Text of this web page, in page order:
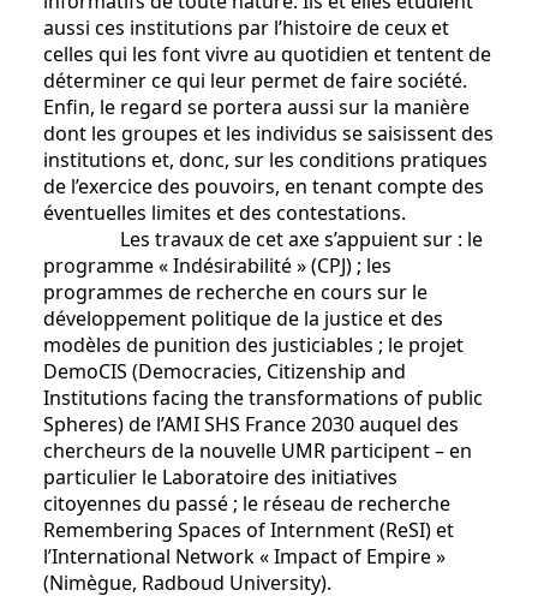
aussi ces institutions par l’histoire de ceux et
celles qui les font vivre au quotidien et tentent de
déterminer ce qui leur permet de faire société.
Enfin, le regard se portera aussi sur la manière
dont les groupes et les individus se saisissent des
institutions et, donc, sur les conditions pratiques
de l’exercice des pouvoirs, en tenant compte des
éventuelles limites et des contestations.
Les travaux de cet axe s’appuient sur : le
programme « Indésirabilité » (CPJ) ; les
programmes de recherche en cours sur le
développement politique de la justice et des
modèles de punition des justiciables ; le projet
DemoCIS (Democracies, Citizenship and
Institutions facing the transformations of public
Spheres) de l’AMI SHS France 2030 auquel des
chercheurs de la nouvelle UMR participent – en
particulier le Laboratoire des initiatives
citoyennes du passé ; le réseau de recherche
Remembering Spaces of Internment (ReSI) et
l’International Network « Impact of Empire »
(Nimègue, Radboud University).